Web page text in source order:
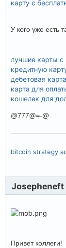
карту с
У кого уже есть
лучшие карты
кредитную
дебетовая
карта для
кошелек для
@777@=-@
bitcoin strategy
Josepheneft
Привет коллеги!